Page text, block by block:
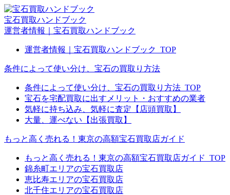
宝石買取ハンドブック
運営者情報｜宝石買取ハンドブック
運営者情報｜宝石買取ハンドブック_TOP
条件によって使い分け、宝石の買取り方法
条件によって使い分け、宝石の買取り方法_TOP
宝石を宅配買取に出すメリット・おすすめの業者
気軽に持ち込み、気軽に査定【店頭買取】
大量、運べない【出張買取】
もっと高く売れる！東京の高額宝石買取店ガイド
もっと高く売れる！東京の高額宝石買取店ガイド_TOP
錦糸町エリアの宝石買取店
恵比寿エリアの宝石買取店
北千住エリアの宝石買取店